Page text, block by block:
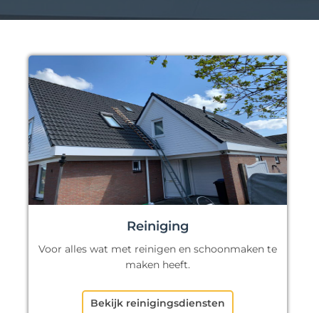
Reiniging
Voor alles wat met reinigen en schoonmaken te
maken heeft.
Bekijk reinigingsdiensten